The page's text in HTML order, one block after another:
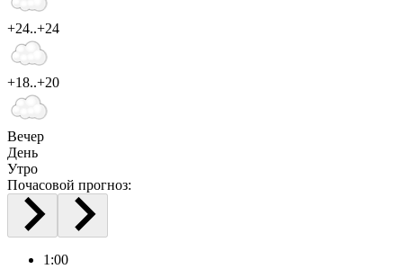
+24..+24
+18..+20
Вечер
День
Утро
Почасовой прогноз:
1:00